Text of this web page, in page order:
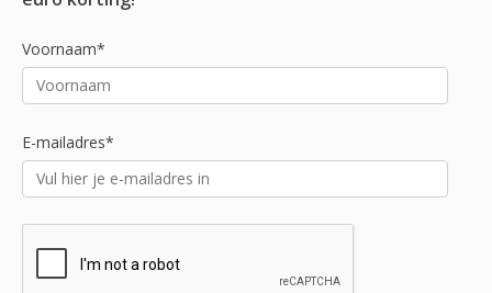
Voornaam*
E-mailadres*